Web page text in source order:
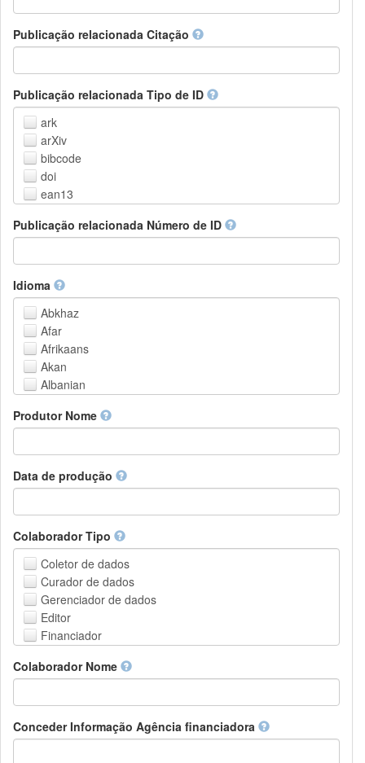
Ciências Sociais
Outros
Publicação relacionada Citação
Publicação relacionada Tipo de ID
ark
arXiv
bibcode
doi
ean13
handle
issn
istc
lissn
lsid
pmid
purl
upc
url
urn
DASH-NRS
Publicação relacionada Número de ID
Idioma
Abkhaz
Afar
Afrikaans
Akan
Albanian
Arabic
Armenian
Assamese
Avaric
Aymara
Azerbaijani
Bambara
Bashkir
Basque
Belarusian
Bengali, Bangla
Bislama
Breton
Bulgarian
Burmese
Produtor Nome
Data de produção
Colaborador Tipo
Coletor de dados
Curador de dados
Gerenciador de dados
Editor
Financiador
Líder do projeto
Membro do projeto
Pessoa Relacionada
Pesquisador
Colaborador Nome
Conceder Informação Agência financiadora